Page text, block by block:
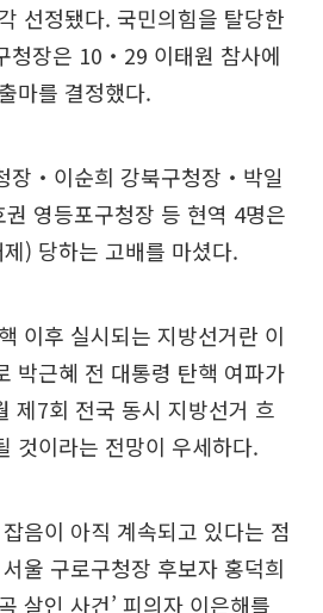
선정됐다. 국민의힘을 탈당한
청장은 10‧29 이태원 참사에
마를 결정했다.
장‧이순희 강북구청장‧박일
영등포구청장 등 현역 4명은
) 당하는 고배를 마셨다.
이후 실시되는 지방선거란 이
박근혜 전 대통령 탄핵 여파가
제7회 전국 동시 지방선거 흐
것이라는 전망이 우세하다.
음이 아직 계속되고 있다는 점
울 구로구청장 후보자 홍덕희
살인 사건’ 피의자 이은해를